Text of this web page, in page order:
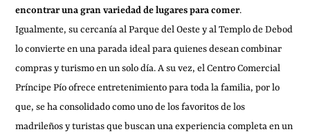
encontrar una gran variedad de lugares para comer.
Igualmente, su cercanía al Parque del Oeste y al Templo de Debod
lo convierte en una parada ideal para quienes desean combinar
compras y turismo en un solo día. A su vez, el Centro Comercial
Príncipe Pío ofrece entretenimiento para toda la familia, por lo
que, se ha consolidado como uno de los favoritos de los
madrileños y turistas que buscan una experiencia completa en un